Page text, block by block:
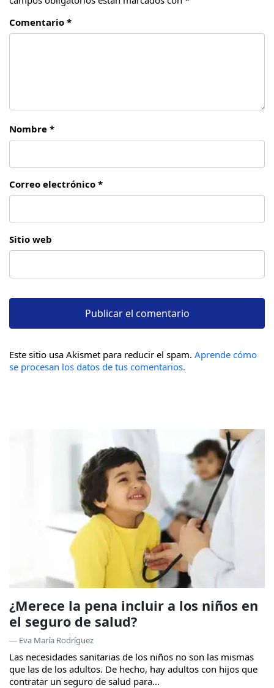
Comentario *
Nombre *
Correo electrónico *
Sitio web
Este sitio usa Akismet para reducir el spam. Aprende cómo
se procesan los datos de tus comentarios.
¿Merece la pena incluir a los niños en
el seguro de salud?
— Eva María Rodríguez
Las necesidades sanitarias de los niños no son las mismas
que las de los adultos. De hecho, hay adultos con hijos que
contratar un seguro de salud para...